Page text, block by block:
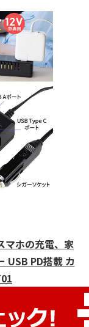
マホの充電、家
USB PD搭載 カ